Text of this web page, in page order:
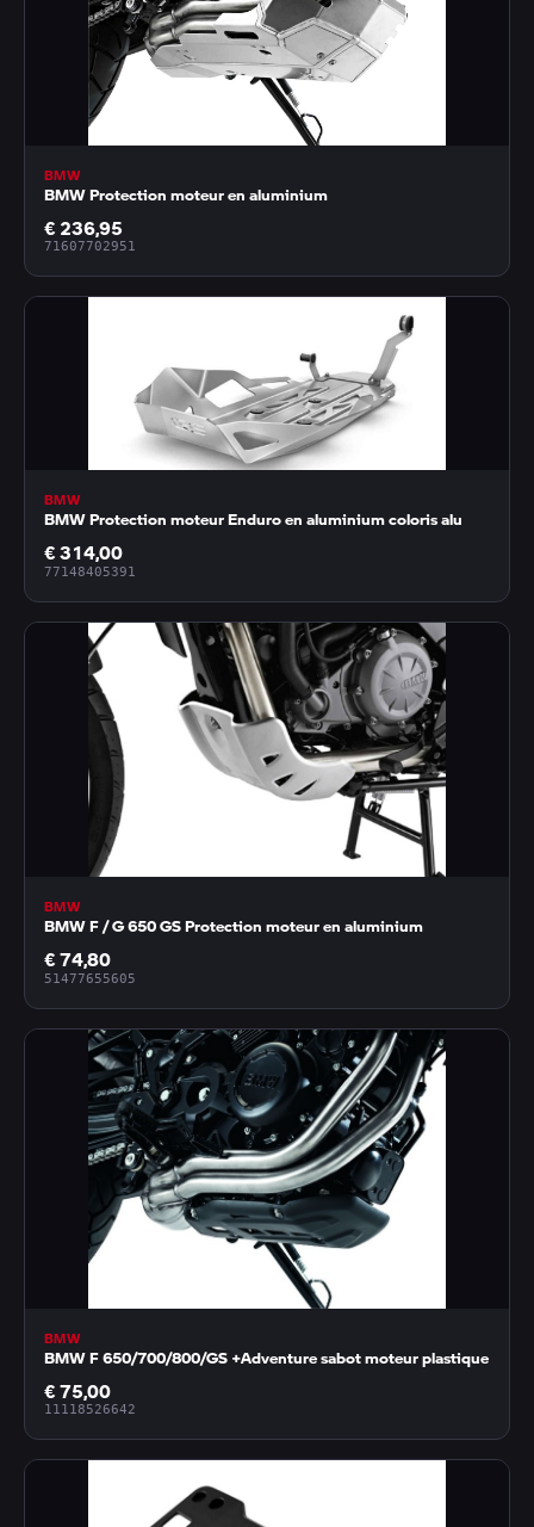
BMW
BMW Protection moteur en aluminium
€ 236,95
71607702951
BMW
BMW Protection moteur Enduro en aluminium coloris alu
€ 314,00
77148405391
BMW
BMW F / G 650 GS Protection moteur en aluminium
€ 74,80
51477655605
BMW
BMW F 650/700/800/GS +Adventure sabot moteur plastique
€ 75,00
11118526642